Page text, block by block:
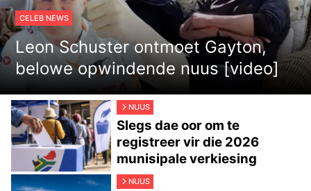
CELEB NEWS
Leon Schuster ontmoet Gayton,
belowe opwindende nuus [video]
NUUS
Slegs dae oor om te
registreer vir die 2026
munisipale verkiesing
NUUS